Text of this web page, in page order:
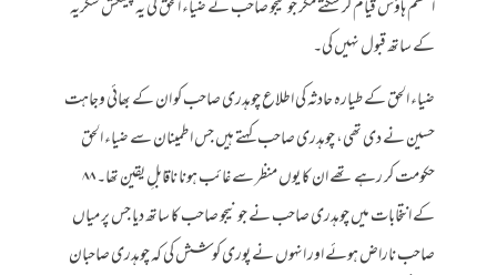
اعظم ہاؤس قیام کر سکتے مگر جونیجو صاحب نے ضیاء الحق کی یہ پیشکش شکریہ
کے ساتھ قبول نہیں کی۔
ضیاء الحق کے طیارہ حادثہ کی اطلاع چوہدری صاحب کو ان کے بھائی وجاہت
حسین نے دی تھی، چوہدری صاحب کہتے ہیں جس اطمینان سے ضیاء الحق
حکومت کر رہے تھے ان کا یوں منظر سے غائب ہونا ناقابلِ یقین تھا۔ ۸۸
کے انتخابات میں چوہدری صاحب نے جونیجو صاحب کا ساتھ دیا جس پر میاں
صاحب ناراض ہوئے اور انہوں نے پوری کوشش کی کہ چوہدری صاحبان